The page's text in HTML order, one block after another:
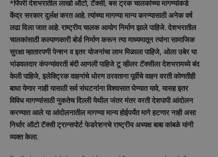
*पिंपरी देशभरातील लाखो ऑटो, टॅक्सी, बस ट्रक चालकांच्या मागण्यांकडे
केंद्र सरकार दुर्लक्ष करत आहे. त्यांच्या मागण्या मान्य करण्यासाठी अनेक वर्ष
लढा दिला जात आहे. राष्ट्रीय चालक आयोग निर्माण झाले पाहिजे. देशभरातील
चालकांसाठी कल्याणकारी बोर्ड निर्माण करून त्या माध्यमातून त्यांना सामाजिक
सुरक्षा म्हातारपणी पेन्शन व इतर योजनांचा लाभ मिळाला पाहिजे, ओला उबेर या
भांडवलदार कंपन्यांवरती बंदी आणली पाहिजे टू व्हीलर टॅक्सीला देशभरामध्ये बंद
केली पाहिजे, इलेक्ट्रिक वाहनांचे धोरण ठरवताना पूर्वीचे वाहन वरती कोणतीही
बाधा येणार नाही यासाठी सर्व संघटनांना विश्वासात घेण्यात यावे, यासह इतर
विविध मागण्यांसाठी नुकतेच दिल्ली येथील जंतर मंतर वरती देशपापी आंदोलन
करण्यात आले या आंदोलनातील मागण्या मान्य होईपर्यंत मागे हटणार नाही असा
निर्धार ऑटो टॅक्सी ट्रान्सपोर्ट फेडरेशनचे राष्ट्रीय अध्यक्ष बाबा कांबळे यांनी
व्यक्त केला.